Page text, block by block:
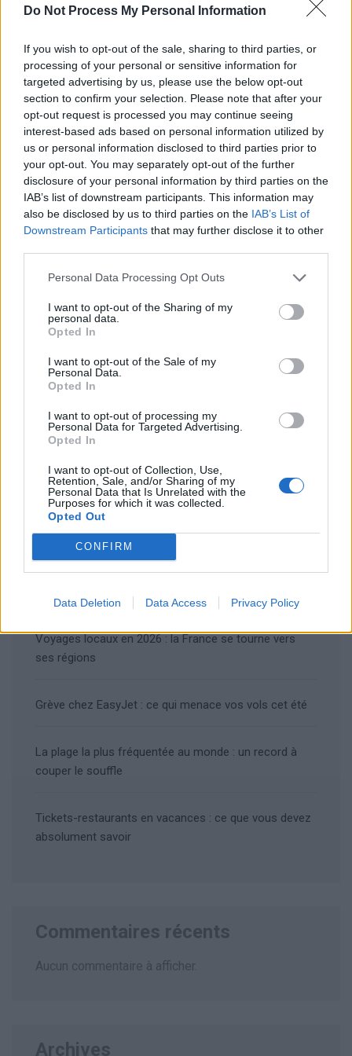
Do Not Process My Personal Information
If you wish to opt-out of the sale, sharing to third parties, or
processing of your personal or sensitive information for
targeted advertising by us, please use the below opt-out
section to confirm your selection. Please note that after your
opt-out request is processed you may continue seeing
interest-based ads based on personal information utilized by
us or personal information disclosed to third parties prior to
your opt-out. You may separately opt-out of the further
disclosure of your personal information by third parties on the
IAB’s list of downstream participants. This information may
also be disclosed by us to third parties on the IAB’s List of
Downstream Participants that may further disclose it to other
Personal Data Processing Opt Outs
I want to opt-out of the Sharing of my
personal data.
Opted In
I want to opt-out of the Sale of my
Personal Data.
Opted In
I want to opt-out of processing my
Personal Data for Targeted Advertising.
Opted In
I want to opt-out of Collection, Use,
Retention, Sale, and/or Sharing of my
Personal Data that Is Unrelated with the
Purposes for which it was collected.
Opted Out
CONFIRM
Data Deletion Data Access Privacy Policy
Translation
Nom *
navigateur pour mon prochain commentaire.
Rechercher
Rechercher
Articles récents
Les îles européennes, la nouvelle tendance
Voyages locaux en 2026 : la France se tourne vers
ses régions
Grève chez EasyJet : ce qui menace vos vols cet été
La plage la plus fréquentée au monde : un record à
couper le souffle
Tickets-restaurants en vacances : ce que vous devez
absolument savoir
Commentaires récents
Aucun commentaire à afficher.
Archives